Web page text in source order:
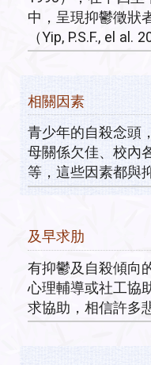
中，呈現抑鬱徵狀
（Yip, P.S.F., el al.
相關因素
青少年的自殺念頭
母關係欠佳、校內
等，這些因素都與
及早求肋
有抑鬱及自殺傾向
心理輔導或社工協
求協助，相信許多